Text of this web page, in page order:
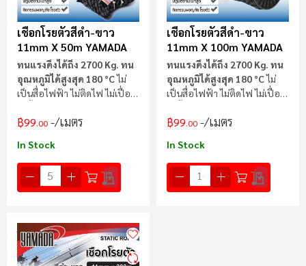
เชือกโรยตัวสีดำ-ขาว
11mm X 50m YAMADA
ทนแรงดึงได้ถึง 2700 Kg. ทน
อุณหภูมิได้สูงสุด 180 °Cไม่
เป็นสื่อไฟฟ้า ไม่ติดไฟ ไม่เปื่อย
฿99.00 /เมตร
In Stock
เชือกโรยตัวสีดำ-ขาว
11mm X 100m YAMADA
ทนแรงดึงได้ถึง 2700 Kg. ทน
อุณหภูมิได้สูงสุด 180 °Cไม่
เป็นสื่อไฟฟ้า ไม่ติดไฟ ไม่เปื่อย
฿99.00 /เมตร
In Stock